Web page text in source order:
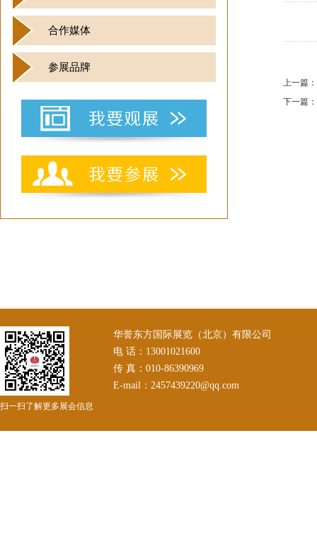
合作媒体
参展品牌
上一篇：
下一篇：
扫一扫了解更多展会信息
华誉东方国际展览（北京）有限公司
电 话：13001021600
传 真：010-86390969
E-mail：2457439220@qq.com